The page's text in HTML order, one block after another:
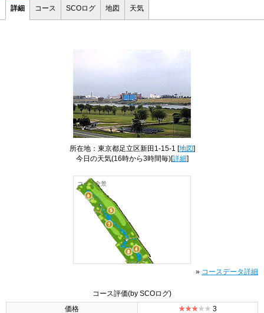
詳細 コース SCOログ 地図 天気
所在地：東京都足立区新田1-15-1 [地図]
今日の天気(16時から3時間毎)[詳細]
コース全景
» コースデータ詳細
コース評価(by SCOログ)
価格
3